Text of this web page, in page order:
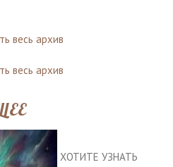
весь архив
весь архив
ХОТИТЕ УЗНАТЬ